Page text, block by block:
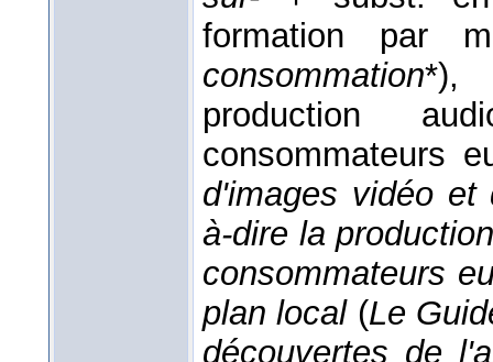
formation par
consommation*),
production
consommateurs
d'images vidéo et
à-dire la
consommateurs
plan local(Le
découvertes de